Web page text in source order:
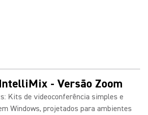
- Versão Zoom
Kits de videoconferência simples e
Windows, projetados para ambientes